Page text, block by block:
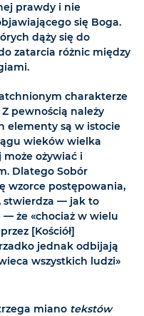
prawdy i nie
się Boga.
dąży się do
zatarcia różnic między
charakterze
pewnością należy
elementy są w istocie
wieków wielka
może ożywiać i
Dlatego Sobór
wzorce postępowania,
stwierdza — jak to
— że «chociaż w wielu
[Kościół]
jednak odbijają
wszystkich ludzi»
miano tekstów